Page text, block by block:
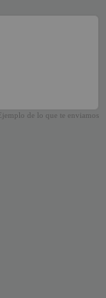
Ejemplo de lo que te enviamos